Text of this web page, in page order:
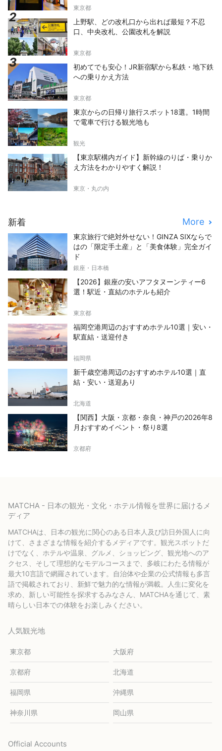
東京都
上野駅、どの改札口から出れば最短？不忍
口、中央改札、公園改札を解説
東京都
初めてでも安心！JR新宿駅から私鉄・地下鉄
への乗りかえ方法
東京都
東京からの日帰り旅行スポット18選。1時間
で電車で行ける観光地も
観光
【東京駅構内ガイド】新幹線のりば・乗りか
え方法をわかりやすく解説！
東京・丸の内
新着 More
東京旅行で絶対外せない！GINZA SIXならで
はの「限定手土産」と「美食体験」完全ガイ
ド
銀座・日本橋
【2026】銀座の安いアフタヌーンティー6
選！駅近・直結のホテルも紹介
東京都
福岡空港周辺のおすすめホテル10選｜安い・
駅直結・送迎付き
福岡県
新千歳空港周辺のおすすめホテル10選｜直
結・安い・送迎あり
北海道
【関西】大阪・京都・奈良・神戸の2026年8
月おすすめイベント・祭り8選
京都府
MATCHA - 日本の観光・文化・ホテル情報を世界に届けるメ
ディア
MATCHAは、日本の観光に関心のある日本人及び訪日外国人に向
けて、さまざまな情報を紹介するメディアです。観光スポットだ
けでなく、ホテルや温泉、グルメ、ショッピング、観光地へのア
クセス、そして理想的なモデルコースまで、多岐にわたる情報が
最大10言語で網羅されています。自治体や企業の公式情報も多言
語で掲載されており、新鮮で魅力的な情報が満載。人生に変化を
求め、新しい可能性を探求するみなさん、MATCHAを通じて、素
晴らしい日本での体験をお楽しみください。
人気観光地
東京都 大阪府
京都府 北海道
福岡県 沖縄県
神奈川県 岡山県
Official Accounts